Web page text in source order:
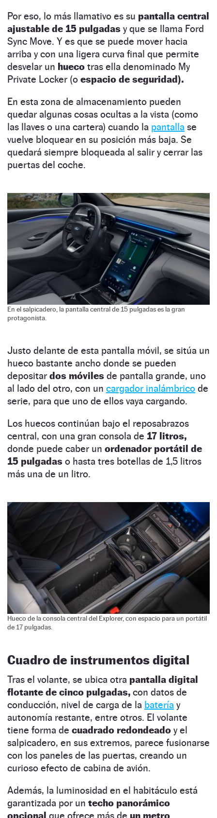
Por eso, lo más llamativo es su pantalla central
ajustable de 15 pulgadas y que se llama Ford
Sync Move. Y es que se puede mover hacia
arriba y con una ligera curva final que permite
desvelar un hueco tras ella denominado My
Private Locker (o espacio de seguridad).
En esta zona de almacenamiento pueden
quedar algunas cosas ocultas a la vista (como
las llaves o una cartera) cuando la pantalla se
vuelve bloquear en su posición más baja. Se
quedará siempre bloqueada al salir y cerrar las
puertas del coche.
En el salpicadero, la pantalla central de 15 pulgadas es la gran
protagonista.
Justo delante de esta pantalla móvil, se sitúa un
hueco bastante ancho donde se pueden
depositar dos móviles de pantalla grande, uno
al lado del otro, con un cargador inalámbrico de
serie, para que uno de ellos vaya cargando.
Los huecos continúan bajo el reposabrazos
central, con una gran consola de 17 litros,
donde puede caber un ordenador portátil de
15 pulgadas o hasta tres botellas de 1,5 litros
más una de un litro.
Hueco de la consola central del Explorer, con espacio para un portátil
de 17 pulgadas.
Cuadro de instrumentos digital
Tras el volante, se ubica otra pantalla digital
flotante de cinco pulgadas, con datos de
conducción, nivel de carga de la batería y
autonomía restante, entre otros. El volante
tiene forma de cuadrado redondeado y el
salpicadero, en sus extremos, parece fusionarse
con los paneles de las puertas, creando un
curioso efecto de cabina de avión.
Además, la luminosidad en el habitáculo está
garantizada por un techo panorámico